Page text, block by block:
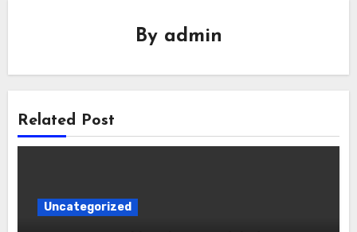
By admin
Related Post
Uncategorized